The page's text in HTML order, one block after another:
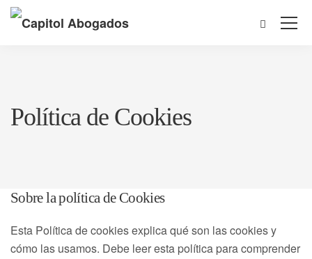
Política de Cookies
Sobre la política de Cookies
Esta Política de cookies explica qué son las cookies y
cómo las usamos. Debe leer esta política para comprender